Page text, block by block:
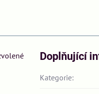
Doplňující
Kategorie: